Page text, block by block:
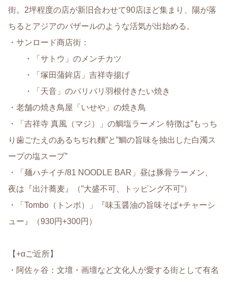
街。2坪程度の店が新旧合わせて90店ほど集まり、陽が落
ちるとアジアのバザールのような活気が出始める。
・サンロード商店街：
・「サトウ」のメンチカツ
・「塚田蒲鉾店」吉祥寺揚げ
・「天音」のパリパリ羽根付きたい焼き
・老舗の焼き鳥屋「いせや」の焼き鳥
・「吉祥寺 真風（マジ）」の鯛塩ラーメン 特徴は”もっち
り歯ごたえのあるちぢれ麵”と”鯛の旨味を抽出した白濁ス
ープの塩スープ”
・「麺ハチイチ/81 NOODLE BAR」昼は豚骨ラーメン、
夜は『出汁蕎麦』（”大盛不可、トッピング不可”）
・「Tombo（トンボ）」『味玉醤油の旨味そば+チャーシ
ュー』（930円+300円）
【+αご近所】
・阿佐ヶ谷：文壇・画壇など文化人が愛する街として有名